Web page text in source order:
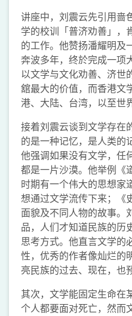
讲座中，刘震云先引用啬
学的校训「普济劝善」，
的工作。他赞扬潘耀明及
奔波多年，终於完成一项
以文学与文化劝善、济世
舘最大的价值，而香港文
港、大陆、台湾，以至世
接着刘震云谈到文学存在
的是一种记忆，是人类的
他强调如果没有文学，任
都是一片沙漠。他举例《
时期有一个伟大的思想家
想通过文学流传下来；《
面貌及不同人物的故事。
品，人们才知道民族的历
思考方式。他直言文学的
性，优秀的作者像灿烂的
亮民族的过去、现在，也
其次，文学能固定生命在
个人都要面对死亡，然而